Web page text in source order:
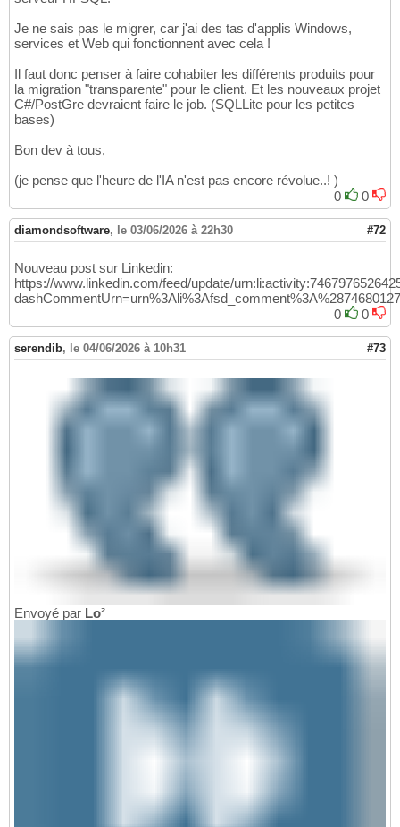
Je ne sais pas le migrer, car j'ai des tas d'applis Windows,
services et Web qui fonctionnent avec cela !
Il faut donc penser à faire cohabiter les différents produits pour
la migration "transparente" pour le client. Et les nouveaux projet
C#/PostGre devraient faire le job. (SQLLite pour les petites
bases)
Bon dev à tous,
(je pense que l'heure de l'IA n'est pas encore révolue..! )
0
0
diamondsoftware, le 03/06/2026 à 22h30 #72
Nouveau post sur Linkedin:
https://www.linkedin.com/feed/update/
0
0
serendib, le 04/06/2026 à 10h31 #73
Envoyé par Lo²